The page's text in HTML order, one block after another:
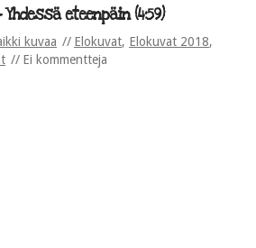
Yhdessä eteenpäin (4:59)
kuvaa Elokuvat, Elokuvat 2018,
Ei kommentteja